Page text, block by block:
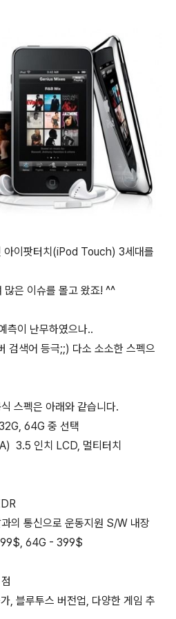
아이팟터치(iPod Touch) 3세대를
많은 이슈를 몰고 왔죠! ^^
측이 난무하였으나..
검색어 등극;;) 다소 소소한 스펙으
스펙은 아래와 같습니다.
64G 중 선택
3.5 인치 LCD, 멀티터치
의 통신으로 운동지원 S/W 내장
64G - 399$
, 블루투스 버전업, 다양한 게임 추